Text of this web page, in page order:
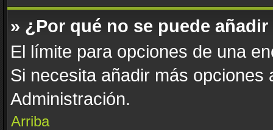
» ¿Por qué no se puede
El límite para opciones de una
Si necesita añadir más
Administración.
Arriba